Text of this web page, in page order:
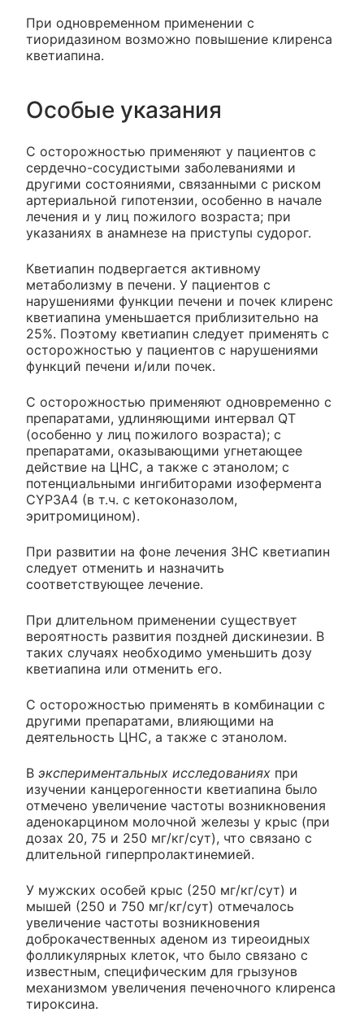
При одновременном применении с
тиоридазином возможно повышение клиренса
кветиапина.
Особые указания
С осторожностью применяют у пациентов с
сердечно-сосудистыми заболеваниями и
другими состояниями, связанными с риском
артериальной гипотензии, особенно в начале
лечения и у лиц пожилого возраста; при
указаниях в анамнезе на приступы судорог.
Кветиапин подвергается активному
метаболизму в печени. У пациентов с
нарушениями функции печени и почек клиренс
кветиапина уменьшается приблизительно на
25%. Поэтому кветиапин следует применять с
осторожностью у пациентов с нарушениями
функций печени и/или почек.
С осторожностью применяют одновременно с
препаратами, удлиняющими интервал QT
(особенно у лиц пожилого возраста); с
препаратами, оказывающими угнетающее
действие на ЦНС, а также с этанолом; с
потенциальными ингибиторами изофермента
CYP3A4 (в т.ч. с кетоконазолом,
эритромицином).
При развитии на фоне лечения ЗНС кветиапин
следует отменить и назначить
соответствующее лечение.
При длительном применении существует
вероятность развития поздней дискинезии. В
таких случаях необходимо уменьшить дозу
кветиапина или отменить его.
С осторожностью применять в комбинации с
другими препаратами, влияющими на
деятельность ЦНС, а также с этанолом.
В экспериментальных исследованиях при
изучении канцерогенности кветиапина было
отмечено увеличение частоты возникновения
аденокарцином молочной железы у крыс (при
дозах 20, 75 и 250 мг/кг/сут), что связано с
длительной гиперпролактинемией.
У мужских особей крыс (250 мг/кг/сут) и
мышей (250 и 750 мг/кг/сут) отмечалось
увеличение частоты возникновения
доброкачественных аденом из тиреоидных
фолликулярных клеток, что было связано с
известным, специфическим для грызунов
механизмом увеличения печеночного клиренса
тироксина.